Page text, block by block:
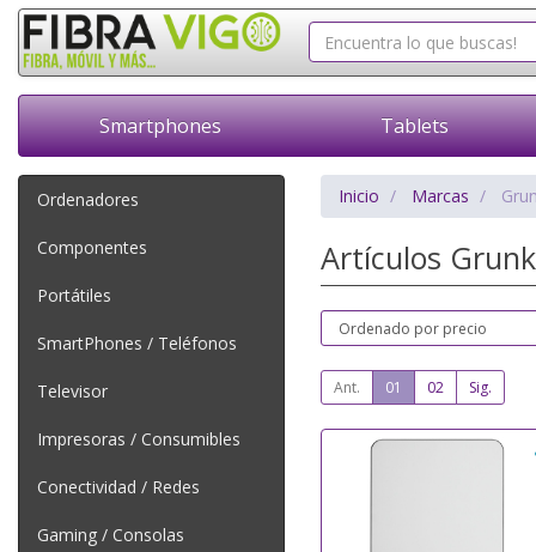
Smartphones Tablets
Ordenadores
Componentes
Portátiles
SmartPhones / Teléfonos
Televisor
Impresoras / Consumibles
Conectividad / Redes
Gaming / Consolas
Inicio Marcas
Artículos
Ant. 01 02 Sig.